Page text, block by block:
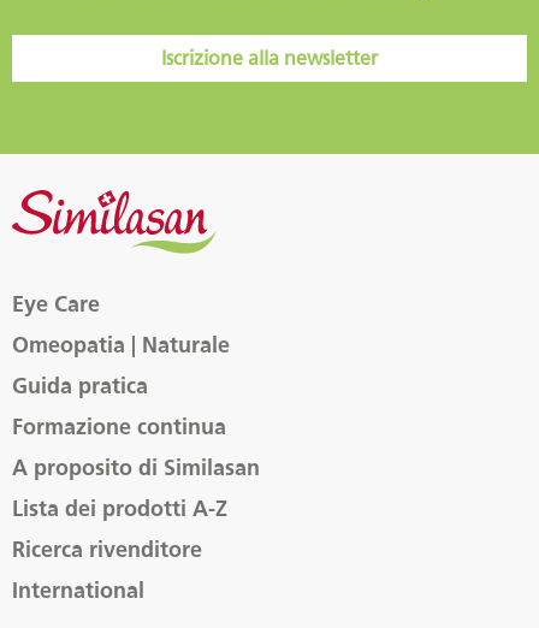
Iscrizione alla newsletter
Eye Care
Omeopatia | Naturale
Guida pratica
Formazione continua
A proposito di Similasan
Lista dei prodotti A-Z
Ricerca rivenditore
International